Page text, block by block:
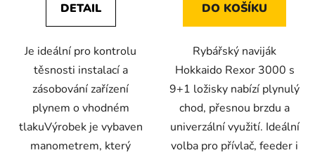
DETAIL
Je ideální pro kontrolu
těsnosti instalací a
zásobování zařízení
plynem o vhodném
tlakuVýrobek je vybaven
manometrem, který
DO KOŠÍKU
Rybářský naviják
Hokkaido Rexor 3000 s
9+1 ložisky nabízí plynulý
chod, přesnou brzdu a
univerzální využití. Ideální
volba pro přívlač, feeder i